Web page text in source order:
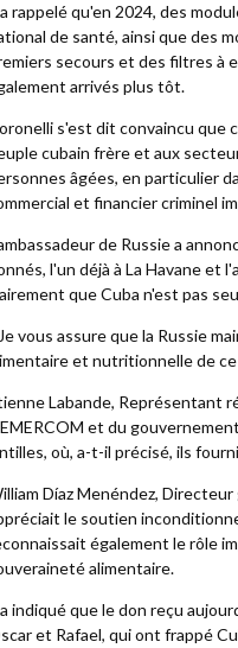
rappelé qu'en 2024, des
de santé, ainsi que des
secours et des filtres à
arrivés plus tôt.
s'est dit convaincu
cubain frère et aux
âgées, en particulier
et financier criminel
de Russie a
l'un déjà à La Havane et
que Cuba n'est pas
vous assure que la Russie
et nutritionnelle de ce
Labande, Représentant
et du
où, a-t-il précisé, ils
Díaz Menéndez,
le soutien
également le rôle
alimentaire.
indiqué que le don reçu
et Rafael, qui ont frappé